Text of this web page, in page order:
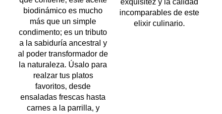
biodinámico es mucho
más que un simple
condimento; es un tributo
a la sabiduría ancestral y
al poder transformador de
la naturaleza. Úsalo para
realzar tus platos
favoritos, desde
ensaladas frescas hasta
carnes a la parrilla, y
exquisitez y la calidad
incomparables de este
elixir culinario.